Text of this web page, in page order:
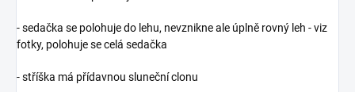
- sedačka se polohuje do lehu, nevznikne ale úplně rovný leh - viz
fotky, polohuje se celá sedačka
- stříška má přídavnou sluneční clonu